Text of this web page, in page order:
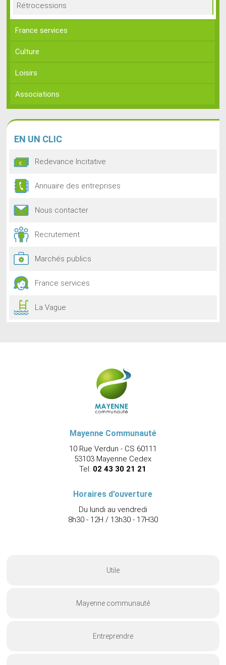
Rétrocessions
France services
Culture
Loisirs
Associations
EN UN CLIC
Redevance Incitative
Annuaire des entreprises
Nous contacter
Recrutement
Marchés publics
France services
La Vague
Mayenne Communauté
10 Rue Verdun - CS 60111
53103 Mayenne Cedex
Tel. 02 43 30 21 21
Horaires d'ouverture
Du lundi au vendredi
8h30 - 12H / 13h30 - 17H30
Utile
Mayenne communauté
Entreprendre